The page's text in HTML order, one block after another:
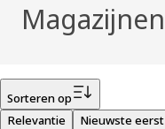
Magazijnen
Sorteren op
Relevantie
Nieuwste eerst